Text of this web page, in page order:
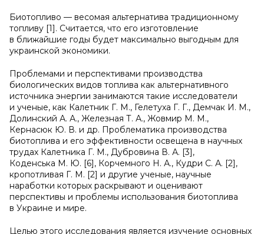
Биотопливо — весомая альтернатива традиционному
топливу [1]. Считается, что его изготовление
в ближайшие годы будет максимально выгодным для
украинской экономики.
Проблемами и перспективами производства
биологических видов топлива как альтернативного
источника энергии занимаются такие исследователи
и ученые, как Калетник Г. М., Гелетуха Г. Г., Демчак И. М.,
Долинский А. А., Железная Т. А., Жовмир М. М.,
Кернасюк Ю. В. и др. Проблематика производства
биотоплива и его эффективности освещена в научных
трудах Калетника Г. М., Дубровина В. А. [3],
Коденська М. Ю. [6], Корчемного Н. А., Кудри С. А. [2],
кропотливая Г. М. [2] и другие ученые, научные
наработки которых раскрывают и оценивают
перспективы и проблемы использования биотоплива
в Украине и мире.
Целью этого исследования является изучение основных